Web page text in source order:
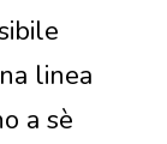
linea
a sè